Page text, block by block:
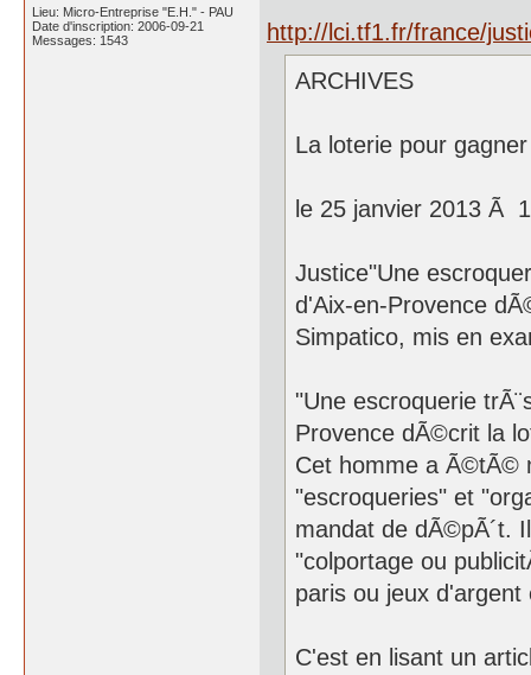
Lieu: Micro-Entreprise "E.H." - PAU
Date d'inscription: 2006-09-21
Messages: 1543
http://lci.tf1.fr/france/
ARCHIVES
La loterie pour
le 25 janvier 2013 Ã
Justice"Une
d'Aix-en-Provence
Simpatico, mis en
"Une escroquerie
Provence dÃ©crit la
Cet homme a Ã©tÃ©
"escroqueries" et
mandat de dÃ©pÃ´t.
"colportage ou
paris ou jeux
C'est en lisant un